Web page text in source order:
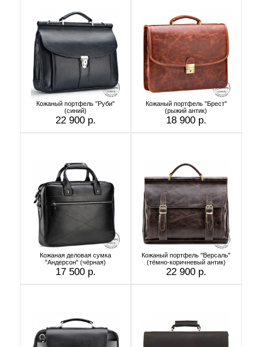
Кожаный портфель "Руби"
(синий)
22 900 р.
Кожаный портфель "Брест"
(рыжий антик)
18 900 р.
Кожаная деловая сумка
"Андерсон" (чёрная)
17 500 р.
Кожаный портфель "Версаль"
(тёмно-коричневый антик)
22 900 р.